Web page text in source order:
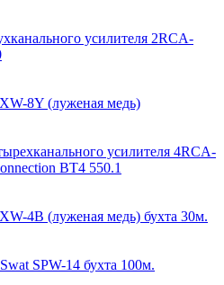
усилителя 2RCA-
8Y (луженая медь)
усилителя 4RCA-
BT4 550.1
4B (луженая медь) бухта 30м.
SPW-14 бухта 100м.